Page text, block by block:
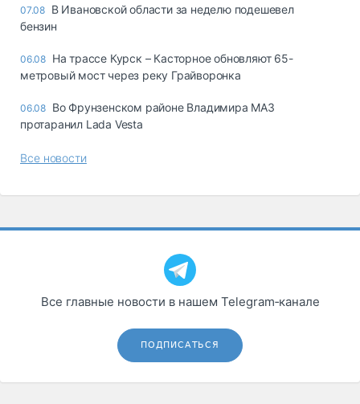
07.08 В Ивановской области за неделю подешевел
бензин
06.08 На трассе Курск – Касторное обновляют 65-
метровый мост через реку Грайворонка
06.08 Во Фрунзенском районе Владимира МАЗ
протаранил Lada Vesta
Все новости
Все главные новости в нашем Telegram‑канале
ПОДПИСАТЬСЯ